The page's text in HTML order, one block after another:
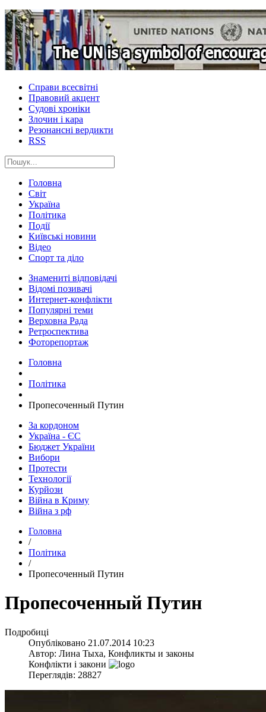
Справи всесвітні
Правовий акцент
Судові хроніки
Злочин і кара
Резонансні вердикти
RSS
Головна
Світ
Україна
Політика
Події
Київські новини
Відео
Спорт та діло
Знамениті відповідачі
Відомі позивачі
Интернет-конфлікти
Популярні теми
Верховна Рада
Ретроспектива
Фоторепортаж
Головна
Політика
Пропесоченный Путин
За кордоном
Україна - ЄС
Бюджет України
Вибори
Протести
Технології
Курйози
Війна в Криму
Війна з рф
Головна
/
Політика
/
Пропесоченный Путин
Пропесоченный Путин
Подробиці
Опубліковано 21.07.2014 10:23
Автор: Лина Тыха, Конфликты и законы
Конфлікти і закони
Переглядів: 28827